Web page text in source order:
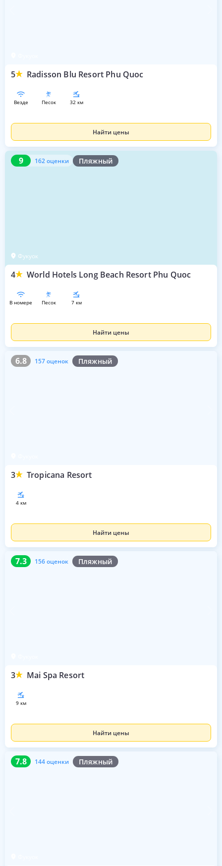
5 Radisson Blu Resort Phu Quoc
везде песок 32 км
Найти цены
9 162 оценки Пляжный
Фукуок
4 World Hotels Long Beach Resort Phu Quoc
9 162 оценки
в номере песок 7 км
Найти цены
6.8 157 оценок Пляжный
3 Tropicana Resort
6.8 157 оценок
4 км
Найти цены
7.3 156 оценок Пляжный
3 Mai Spa Resort
7.3 156 оценок
9 км
Найти цены
7.8 144 оценки Пляжный
7.8 144 оценки